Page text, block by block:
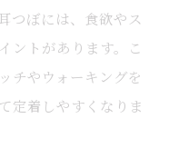
つぼには、食欲やス
ントがあります。こ
チやウォーキングを
定着しやすくなりま